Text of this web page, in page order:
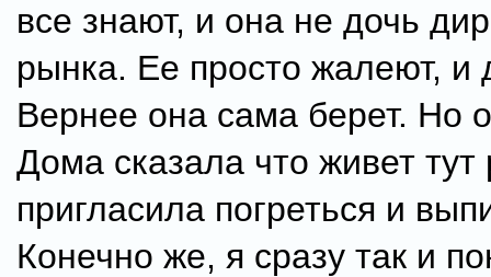
все знают, и она не дочь
рынка. Ее просто жалеют, и
Вернее она сама берет. Но
Дома сказала что живет
пригласила погреться и
Конечно же, я сразу так и